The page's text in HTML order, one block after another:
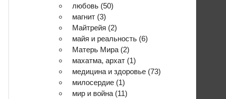
любовь (50)
магнит (3)
Майтрейя (2)
майя и реальность (6)
Матерь Мира (2)
махатма, архат (1)
медицина и здоровье (73)
милосердие (1)
мир и война (11)